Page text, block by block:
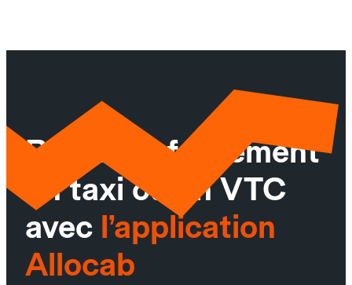
Réservez facilement
un taxi ou un VTC
avec l’application
Allocab